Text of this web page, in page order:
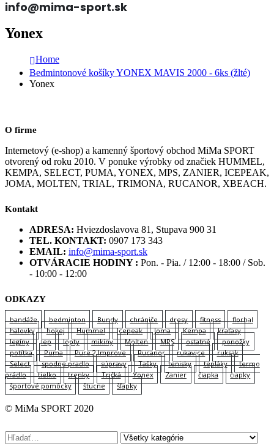
info@mima-sport.sk
Yonex
Home
Bedmintonové košíky YONEX MAVIS 2000 - 6ks (žlté)
Yonex
O firme
Internetový (e-shop) a kamenný športový obchod MiMa SPORT
otvorený od roku 2010. V ponuke výrobky od značiek HUMMEL,
KEMPA, SELECT, PUMA, YONEX, MPS, ZANIER, ICEPEAK,
JOMA, MOLTEN, TRIAL, TRIMONA, RUCANOR, XBEACH.
Kontakt
ADRESA: Hviezdoslavova 81, Stupava 900 31
TEL. KONTAKT: 0907 173 343
EMAIL: info@mima-sport.sk
OTVÁRACIE HODINY : Pon. - Pia. / 12:00 - 18:00 / Sob.
- 10:00 - 12:00
ODKAZY
bandáže bedminton Bundy chrániče dresy fitness
florbal
halovky
hokej Hummel Icepeak Joma Kempa
kraťasy
legíny
lep lopty mikiny Molten MPS ostatné
ponožky
potítka
Puma Pure 2 Improve Rucanor rukavice
ruksak
Select
spodne pradlo súpravy Tašky tenisky tepláky
termo
prádlo
tielko trenky Tričká Yonex Zanier čiapka
čiapky
športové pomôcky
štucne šľapky
© MiMa SPORT 2020